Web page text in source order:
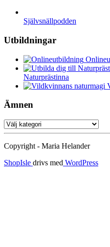
Självsnällpodden
Utbildningar
Naturprästinna
Ämnen
Ämnen
Copyright - Maria Helander
ShopIsle drivs med WordPress